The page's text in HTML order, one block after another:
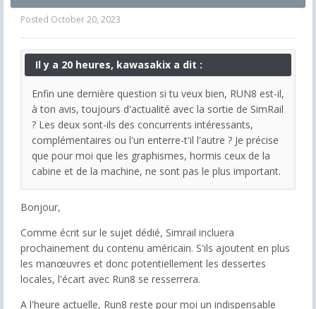
Posted October 20, 2023
Il y a 20 heures, kawasakix a dit :
Enfin une dernière question si tu veux bien, RUN8 est-il,
à ton avis, toujours d'actualité avec la sortie de SimRail
? Les deux sont-ils des concurrents intéressants,
complémentaires ou l'un enterre-t'il l'autre ? Je précise
que pour moi que les graphismes, hormis ceux de la
cabine et de la machine, ne sont pas le plus important.
Bonjour,
Comme écrit sur le sujet dédié, Simrail incluera
prochainement du contenu américain. S'ils ajoutent en plus
les manœuvres et donc potentiellement les dessertes
locales, l'écart avec Run8 se resserrera.
A l'heure actuelle, Run8 reste pour moi un indispensable